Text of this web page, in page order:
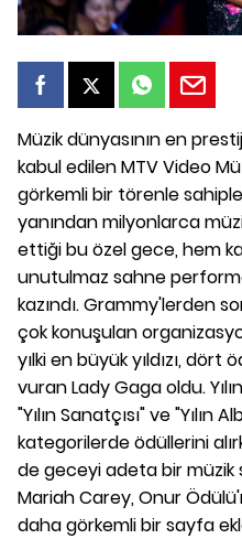
Müzik dünyasının en
kabul edilen MTV Video
görkemli bir törenle
yanından milyonlarca
ettiği bu özel gece, hem
unutulmaz sahne
kazındı. Grammy'lerden
çok konuşulan
yılki en büyük yıldızı, dört
vuran Lady Gaga oldu.
"Yılın Sanatçısı" ve "Yılın
kategorilerde ödüllerini
de geceyi adeta bir
Mariah Carey, Onur
daha görkemli bir sayfa